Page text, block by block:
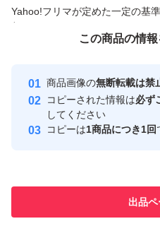
Yahoo!フリマが定めた一定の基
付与しています
安心取引出品者
取引実績
この商品の情
商品画像の無断転載は禁
コピーされた情報は必ず
してください
コピーは1商品につき1回
出品
この商品をみている人にオス